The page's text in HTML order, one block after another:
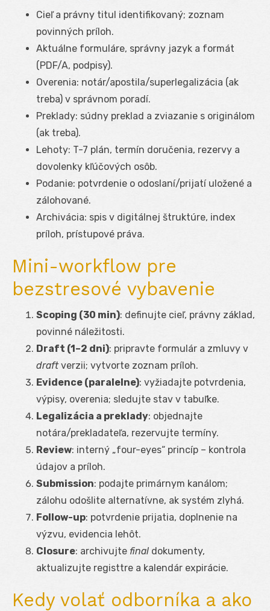
Cieľ a právny titul identifikovaný; zoznam
povinných príloh.
Aktuálne formuláre, správny jazyk a formát
(PDF/A, podpisy).
Overenia: notár/apostila/superlegalizácia (ak
treba) v správnom poradí.
Preklady: súdny preklad a zviazanie s originálom
(ak treba).
Lehoty: T-7 plán, termín doručenia, rezervy a
dovolenky kľúčových osôb.
Podanie: potvrdenie o odoslaní/prijatí uložené a
zálohované.
Archivácia: spis v digitálnej štruktúre, index
príloh, prístupové práva.
Mini-workflow pre
bezstresové vybavenie
Scoping (30 min): definujte cieľ, právny základ,
povinné náležitosti.
Draft (1–2 dni): pripravte formulár a zmluvy v
draftverzii; vytvorte zoznam príloh.
Evidence (paralelne): vyžiadajte potvrdenia,
výpisy, overenia; sledujte stav v tabuľke.
Legalizácia a preklady: objednajte
notára/prekladateľa, rezervujte termíny.
Review: interný „four-eyes“ princíp – kontrola
údajov a príloh.
Submission: podajte primárnym kanálom;
zálohu odošlite alternatívne, ak systém zlyhá.
Follow-up: potvrdenie prijatia, doplnenie na
výzvu, evidencia lehôt.
Closure: archivujte final dokumenty,
aktualizujte registtre a kalendár expirácie.
Kedy volať odborníka a ako